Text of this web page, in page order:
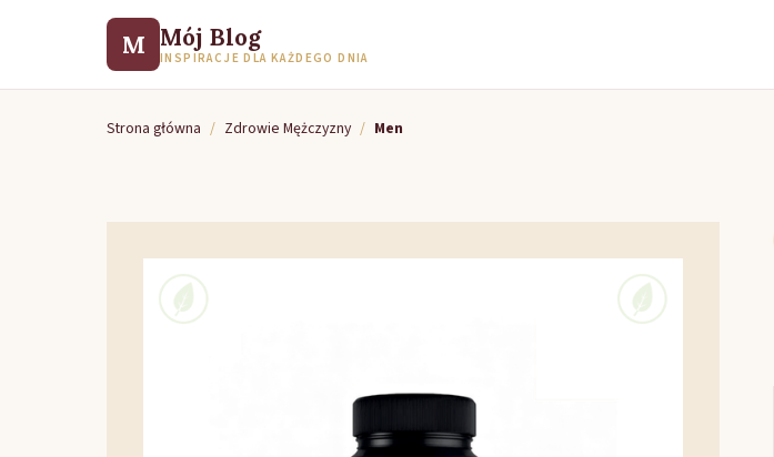
M Mój Blog
INSPIRACJE DLA KAŻDEGO DNIA
Strona główna / Zdrowie Mężczyzny / Men